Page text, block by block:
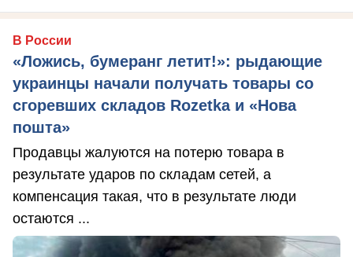
В России
«Ложись, бумеранг летит!»: рыдающие
украинцы начали получать товары со
сгоревших складов Rozetka и «Нова
пошта»
Продавцы жалуются на потерю товара в
результате ударов по складам сетей, а
компенсация такая, что в результате люди
остаются ...